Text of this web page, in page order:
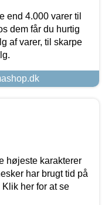
end 4.000 varer til
dem får du hurtig
af varer, til skarpe
højeste karakterer
har brugt tid på
her for at se